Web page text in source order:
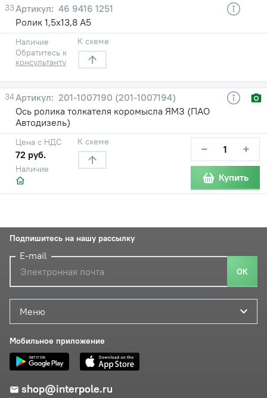
33
46 9416 1251
Ролик 1,5х13,8 А5
Наличие
Обратитесь к
консультанту
К схеме
34
201-1007190 (201-1007194)
Ось ролика толкателя коромысла ЯМЗ (ПАО
Автодизель)
Наличие
Цена с НДС
72 руб.
К схеме − +
Купить
Меню
Мобильное приложение
shop@interpole.ru
Подпишитесь на нашу рассылку
E-mail
ОК